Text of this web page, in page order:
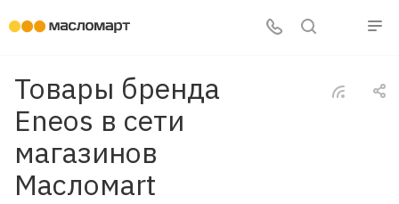
Товары бренда
Eneos в сети
магазинов
Масломart